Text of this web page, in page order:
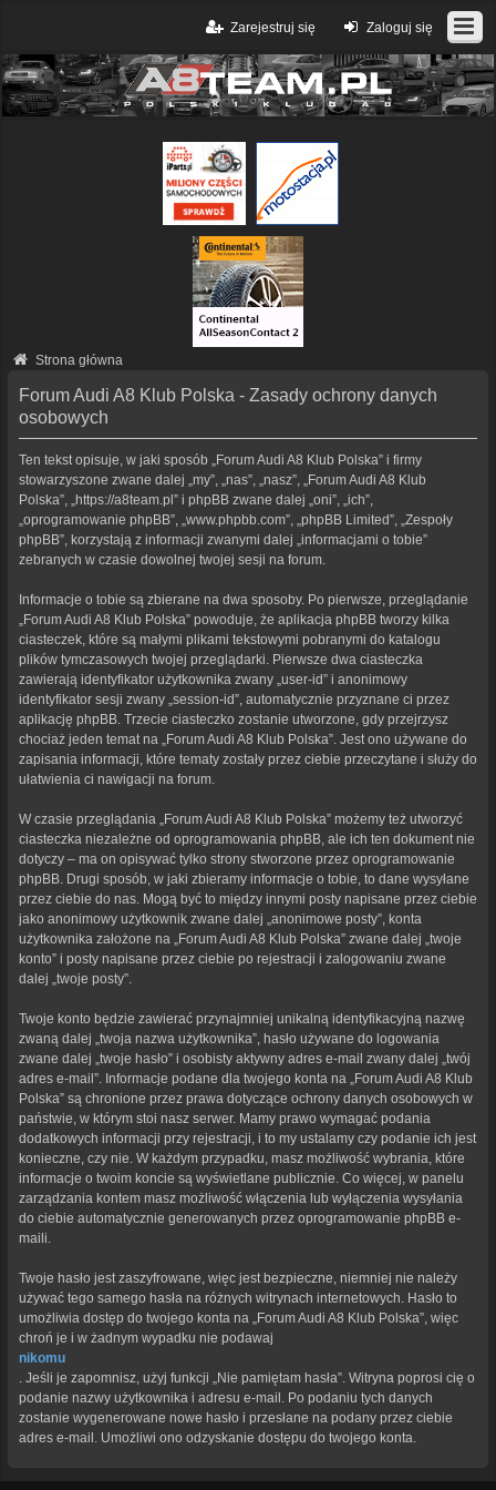
Zaloguj się
Zarejestruj się
Strona główna
Forum Audi A8 Klub Polska - Zasady ochrony danych
osobowych
Ten tekst opisuje, w jaki sposób „Forum Audi A8 Klub Polska” i firmy
stowarzyszone zwane dalej „my”, „nas”, „nasz”, „Forum Audi A8 Klub
Polska”, „https://a8team.pl” i phpBB zwane dalej „oni”, „ich”,
„oprogramowanie phpBB”, „www.phpbb.com”, „phpBB Limited”, „Zespoły
phpBB”, korzystają z informacji zwanymi dalej „informacjami o tobie”
zebranych w czasie dowolnej twojej sesji na forum.
Informacje o tobie są zbierane na dwa sposoby. Po pierwsze, przeglądanie
„Forum Audi A8 Klub Polska” powoduje, że aplikacja phpBB tworzy kilka
ciasteczek, które są małymi plikami tekstowymi pobranymi do katalogu
plików tymczasowych twojej przeglądarki. Pierwsze dwa ciasteczka
zawierają identyfikator użytkownika zwany „user-id” i anonimowy
identyfikator sesji zwany „session-id”, automatycznie przyznane ci przez
aplikację phpBB. Trzecie ciasteczko zostanie utworzone, gdy przejrzysz
chociaż jeden temat na „Forum Audi A8 Klub Polska”. Jest ono używane do
zapisania informacji, które tematy zostały przez ciebie przeczytane i służy do
ułatwienia ci nawigacji na forum.
W czasie przeglądania „Forum Audi A8 Klub Polska” możemy też utworzyć
ciasteczka niezależne od oprogramowania phpBB, ale ich ten dokument nie
dotyczy – ma on opisywać tylko strony stworzone przez oprogramowanie
phpBB. Drugi sposób, w jaki zbieramy informacje o tobie, to dane wysyłane
przez ciebie do nas. Mogą być to między innymi posty napisane przez ciebie
jako anonimowy użytkownik zwane dalej „anonimowe posty”, konta
użytkownika założone na „Forum Audi A8 Klub Polska” zwane dalej „twoje
konto” i posty napisane przez ciebie po rejestracji i zalogowaniu zwane
dalej „twoje posty”.
Twoje konto będzie zawierać przynajmniej unikalną identyfikacyjną nazwę
zwaną dalej „twoja nazwa użytkownika”, hasło używane do logowania
zwane dalej „twoje hasło” i osobisty aktywny adres e-mail zwany dalej „twój
adres e-mail”. Informacje podane dla twojego konta na „Forum Audi A8 Klub
Polska” są chronione przez prawa dotyczące ochrony danych osobowych w
państwie, w którym stoi nasz serwer. Mamy prawo wymagać podania
dodatkowych informacji przy rejestracji, i to my ustalamy czy podanie ich jest
konieczne, czy nie. W każdym przypadku, masz możliwość wybrania, które
informacje o twoim koncie są wyświetlane publicznie. Co więcej, w panelu
zarządzania kontem masz możliwość włączenia lub wyłączenia wysyłania
do ciebie automatycznie generowanych przez oprogramowanie phpBB e-
maili.
Twoje hasło jest zaszyfrowane, więc jest bezpieczne, niemniej nie należy
używać tego samego hasła na różnych witrynach internetowych. Hasło to
umożliwia dostęp do twojego konta na „Forum Audi A8 Klub Polska”, więc
chroń je i w żadnym wypadku nie podawaj
nikomu
. Jeśli je zapomnisz, użyj funkcji „Nie pamiętam hasła”. Witryna poprosi cię o
podanie nazwy użytkownika i adresu e-mail. Po podaniu tych danych
zostanie wygenerowane nowe hasło i przesłane na podany przez ciebie
adres e-mail. Umożliwi ono odzyskanie dostępu do twojego konta.